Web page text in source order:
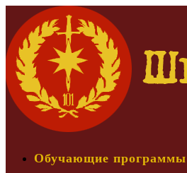
Обучающие программы